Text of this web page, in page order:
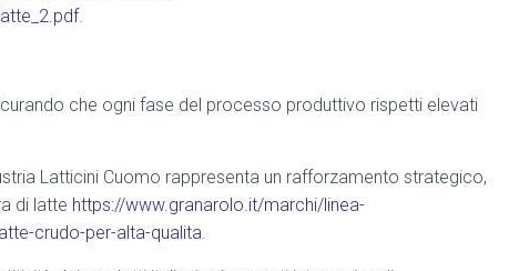
.
che ogni fase del processo produttivo rispetti elevati
Latticini Cuomo rappresenta un rafforzamento strategico,
di latte https://www.granarolo.it/marchi/linea-
crudo-per-alta-qualita.